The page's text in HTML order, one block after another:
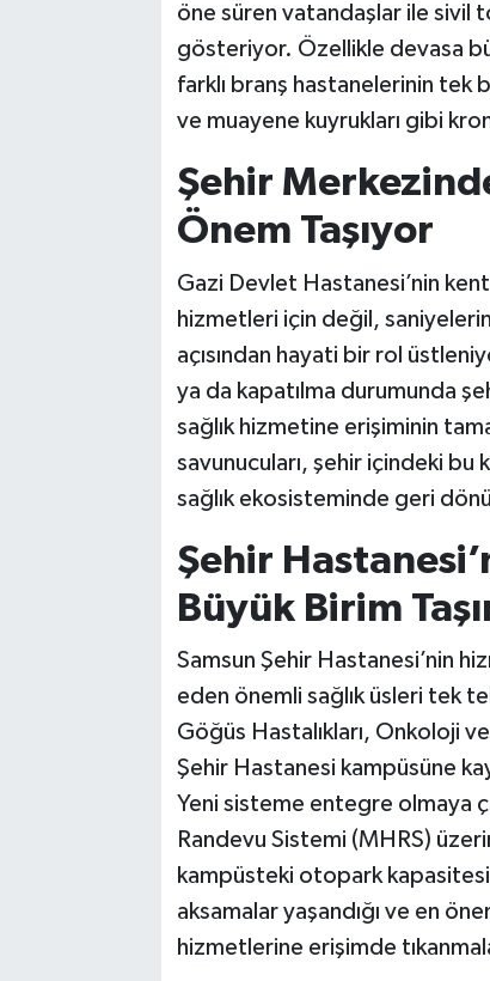
öne süren vatandaşlar ile sivil
gösteriyor. Özellikle devasa
farklı branş hastanelerinin tek
ve muayene kuyrukları gibi
Şehir
Önem Taşıyor
Gazi Devlet Hastanesi’nin
hizmetleri için değil,
açısından hayati bir rol
ya da kapatılma durumunda
sağlık hizmetine erişiminin
savunucuları, şehir içindeki bu
sağlık ekosisteminde geri
Şehir
Büyük Birim
Samsun Şehir Hastanesi’nin
eden önemli sağlık üsleri tek
Göğüs Hastalıkları, Onkoloji
Şehir Hastanesi kampüsüne
Yeni sisteme entegre olmaya
Randevu Sistemi (MHRS)
kampüsteki otopark
aksamalar yaşandığı ve en
hizmetlerine erişimde